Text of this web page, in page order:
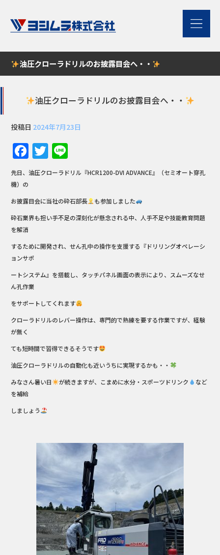
油圧クローラドリルのお披露目会へ・・
油圧クローラドリルのお披露目会へ・・
投稿日 2024年7月23日
Facebook
Twitter
先日、油圧クローラドリル『HCR1200-DVI ADVANCE』（セミオート穿孔
機）の
お披露目会に当社の砕石部長
も参加しました
砕石業界も担い手不足の深刻化が懸念される中、人手不足や技能教育問題
を解消
するために開発され、せん孔中の操作を支援する『ドリリングオペレーシ
ョンサポ
ートシステム』を搭載し、タッチパネル画面の表示により、スムーズなせ
ん孔作業
をサポートしてくれます
クローラドリルのレバー操作は、専門的で熟練を要する作業ですが、経験
が無く
ても短時間で習得できるそうです
油圧クローラドリルの自動化も近いうちに実現するかも・・
みなさん暑い日
が続きますが、こまめに水分・スポーツドリンク
など
を補給
しましょう